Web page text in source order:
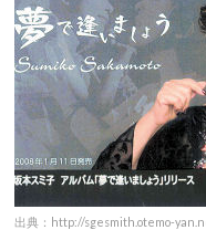
出典：http://sgesmith.otemo-